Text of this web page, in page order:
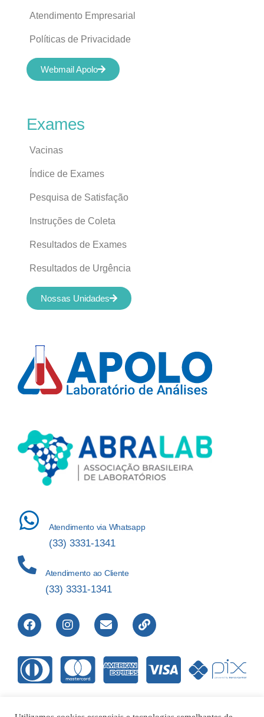
Atendimento via Whatsapp
(33) 3331-1341
Atendimento ao Cliente
(33) 3331-1341
Exames
Vacinas
Índice de Exames
Pesquisa de Satisfação
Instruções de Coleta
Resultados de Exames
Resultados de Urgência
Nossas Unidades
Atendimento Empresarial
Políticas de Privacidade
Webmail Apolo